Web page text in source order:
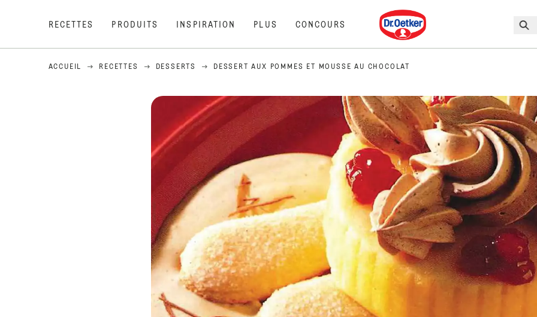
RECETTES PRODUITS INSPIRATION PLUS CONCOURS
Dr. Oetker
ACCUEIL RECETTES DESSERTS DESSERT AUX POMMES ET MOUSSE AU CHOCOLAT